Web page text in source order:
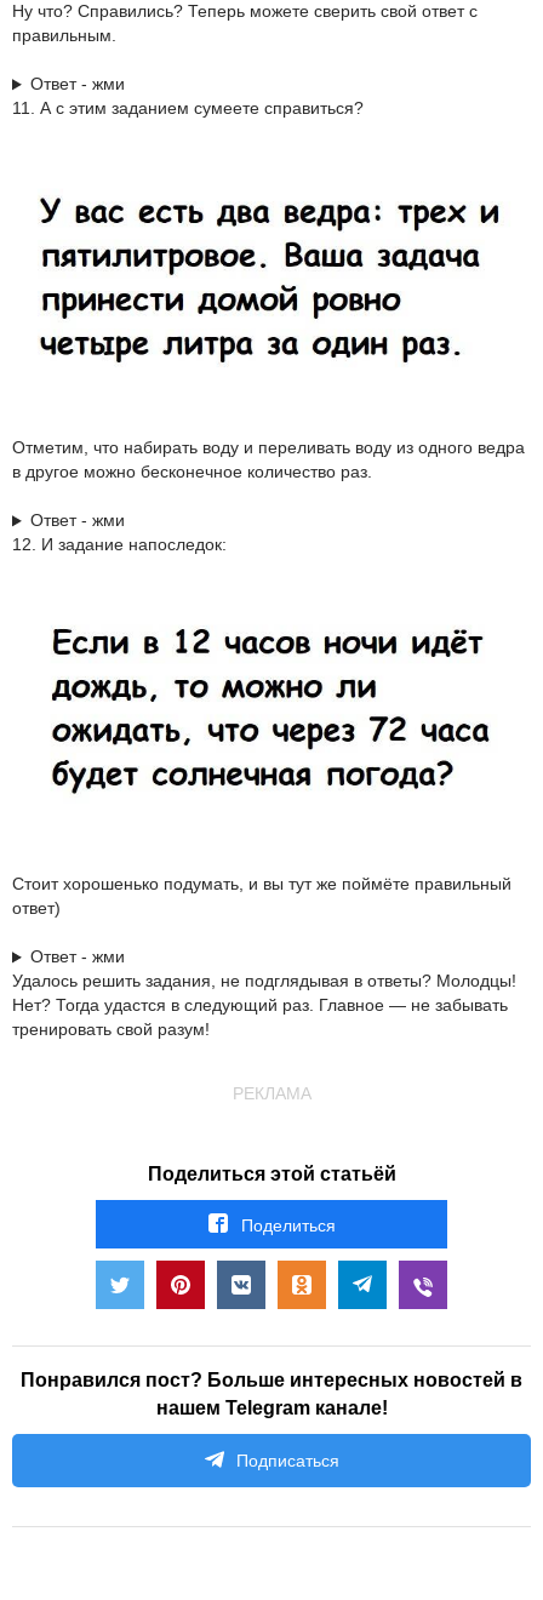
Ну что? Справились? Теперь можете сверить свой ответ с
правильным.
Ответ - жми
11. А с этим заданием сумеете справиться?
Отметим, что набирать воду и переливать воду из одного ведра
в другое можно бесконечное количество раз.
Ответ - жми
12. И задание напоследок:
Стоит хорошенько подумать, и вы тут же поймёте правильный
ответ)
Ответ - жми
Удалось решить задания, не подглядывая в ответы? Молодцы!
Нет? Тогда удастся в следующий раз. Главное — не забывать
тренировать свой разум!
РЕКЛАМА
Поделиться этой статьёй
Поделиться
Понравился пост? Больше интересных новостей в
нашем Telegram канале!
Подписаться